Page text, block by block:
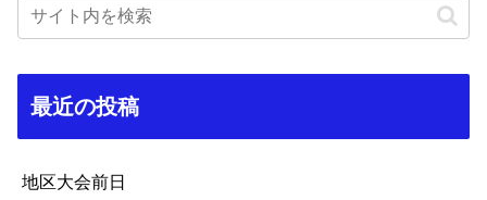
最近の投稿
地区大会前日